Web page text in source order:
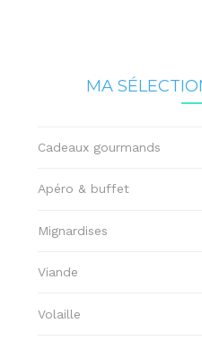
MA
Cadeaux gourmands
Apéro & buffet
Mignardises
Viande
Volaille